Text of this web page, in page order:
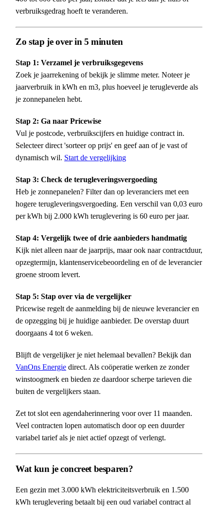
verbruiksgedrag hoeft te veranderen.
Zo stap je over in 5 minuten
Stap 1: Verzamel je verbruiksgegevens
Zoek je jaarrekening of bekijk je slimme meter. Noteer je
jaarverbruik in kWh en m3, plus hoeveel je terugleverde als
je zonnepanelen hebt.
Stap 2: Ga naar Pricewise
Vul je postcode, verbruikscijfers en huidige contract in.
Selecteer direct 'sorteer op prijs' en geef aan of je vast of
dynamisch wil. Start de vergelijking
Stap 3: Check de terugleveringsvergoeding
Heb je zonnepanelen? Filter dan op leveranciers met een
hogere terugleveringsvergoeding. Een verschil van 0,03 euro
per kWh bij 2.000 kWh teruglevering is 60 euro per jaar.
Stap 4: Vergelijk twee of drie aanbieders handmatig
Kijk niet alleen naar de jaarprijs, maar ook naar contractduur,
opzegtermijn, klantenservicebeoordeling en of de leverancier
groene stroom levert.
Stap 5: Stap over via de vergelijker
Pricewise regelt de aanmelding bij de nieuwe leverancier en
de opzegging bij je huidige aanbieder. De overstap duurt
doorgaans 4 tot 6 weken.
Blijft de vergelijker je niet helemaal bevallen? Bekijk dan
VanOns Energie direct. Als coöperatie werken ze zonder
winstoogmerk en bieden ze daardoor scherpe tarieven die
buiten de vergelijkers staan.
Zet tot slot een agendaherinnering voor over 11 maanden.
Veel contracten lopen automatisch door op een duurder
variabel tarief als je niet actief opzegt of verlengt.
Wat kun je concreet besparen?
Een gezin met 3.000 kWh elektriciteitsverbruik en 1.500
kWh teruglevering betaalt bij een oud variabel contract al